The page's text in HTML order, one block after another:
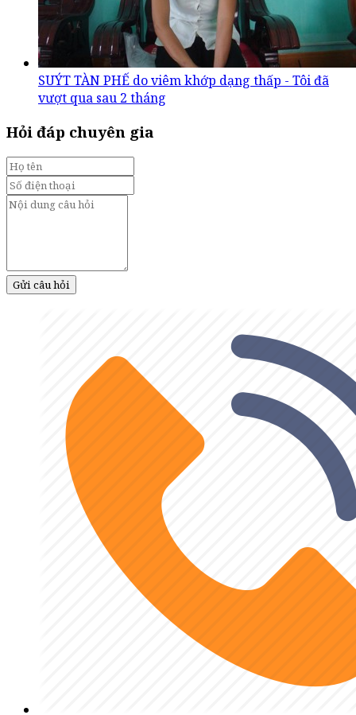
SUÝT TÀN PHẾ do viêm khớp dạng thấp - Tôi đã
vượt qua sau 2 tháng
Hỏi đáp chuyên gia
Gửi câu hỏi